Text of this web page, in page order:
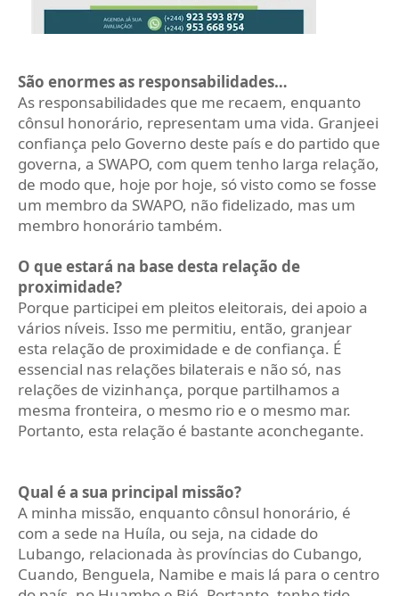
São enormes as responsabilidades…
As responsabilidades que me recaem, enquanto
cônsul honorário, representam uma vida. Granjeei
confiança pelo Governo deste país e do partido que
governa, a SWAPO, com quem tenho larga relação,
de modo que, hoje por hoje, só visto como se fosse
um membro da SWAPO, não fidelizado, mas um
membro honorário também.
O que estará na base desta relação de
proximidade?
Porque participei em pleitos eleitorais, dei apoio a
vários níveis. Isso me permitiu, então, granjear
esta relação de proximidade e de confiança. É
essencial nas relações bilaterais e não só, nas
relações de vizinhança, porque partilhamos a
mesma fronteira, o mesmo rio e o mesmo mar.
Portanto, esta relação é bastante aconchegante.
Qual é a sua principal missão?
A minha missão, enquanto cônsul honorário, é
com a sede na Huíla, ou seja, na cidade do
Lubango, relacionada às províncias do Cubango,
Cuando, Benguela, Namibe e mais lá para o centro